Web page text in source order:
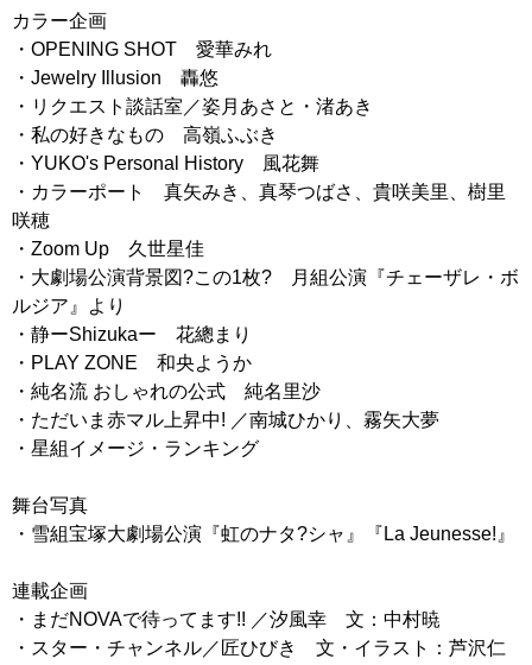
カラー企画
・OPENING SHOT 愛華みれ
・Jewelry Illusion 轟悠
・リクエスト談話室／姿月あさと・渚あき
・私の好きなもの 高嶺ふぶき
・YUKO's Personal History 風花舞
・カラーポート 真矢みき、真琴つばさ、貴咲美里、樹里
咲穂
・Zoom Up 久世星佳
・大劇場公演背景図?この1枚? 月組公演『チェーザレ・ボ
ルジア』より
・静ーShizukaー 花總まり
・PLAY ZONE 和央ようか
・純名流 おしゃれの公式 純名里沙
・ただいま赤マル上昇中! ／南城ひかり、霧矢大夢
・星組イメージ・ランキング
舞台写真
・雪組宝塚大劇場公演『虹のナタ?シャ』『La Jeunesse!』
連載企画
・まだNOVAで待ってます!! ／汐風幸 文：中村暁
・スター・チャンネル／匠ひびき 文・イラスト：芦沢仁